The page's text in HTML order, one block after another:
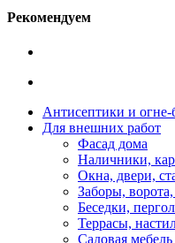
Рекомендуем
Антисептики и
Для внешних работ
Фасад дома
Наличники,
Окна, двери,
Заборы,
Беседки,
Террасы,
Садовая мебель